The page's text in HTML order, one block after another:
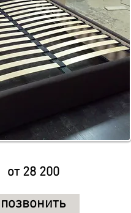
от 28 200
позвонить